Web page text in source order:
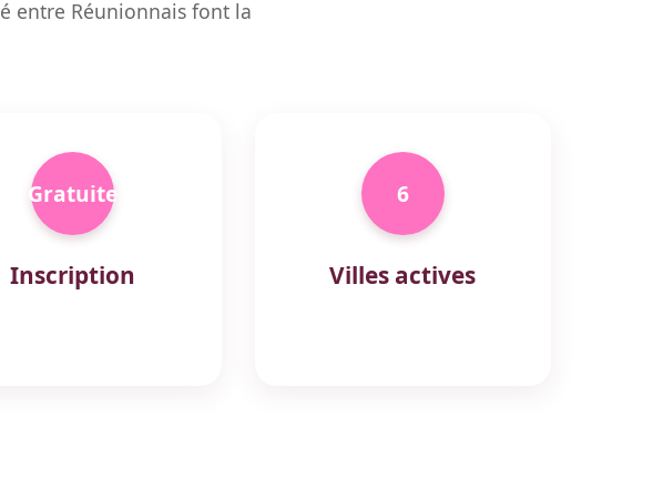
entre Réunionnais font la
Gratuite
Inscription
6
Villes actives